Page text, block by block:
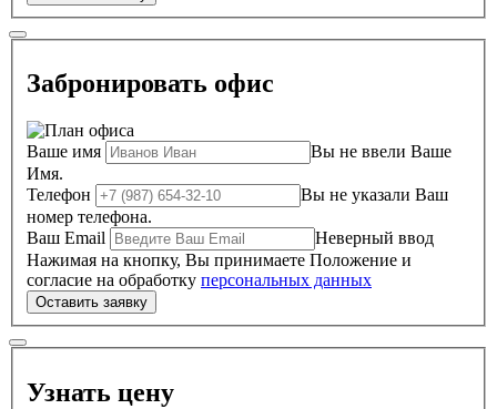
Забронировать офис
Ваше имя
Вы не ввели Ваше
Имя.
Телефон
Вы не указали Ваш
номер телефона.
Ваш Email
Неверный ввод
Нажимая на кнопку, Вы принимаете Положение и
согласие на обработку персональных данных
Узнать цену